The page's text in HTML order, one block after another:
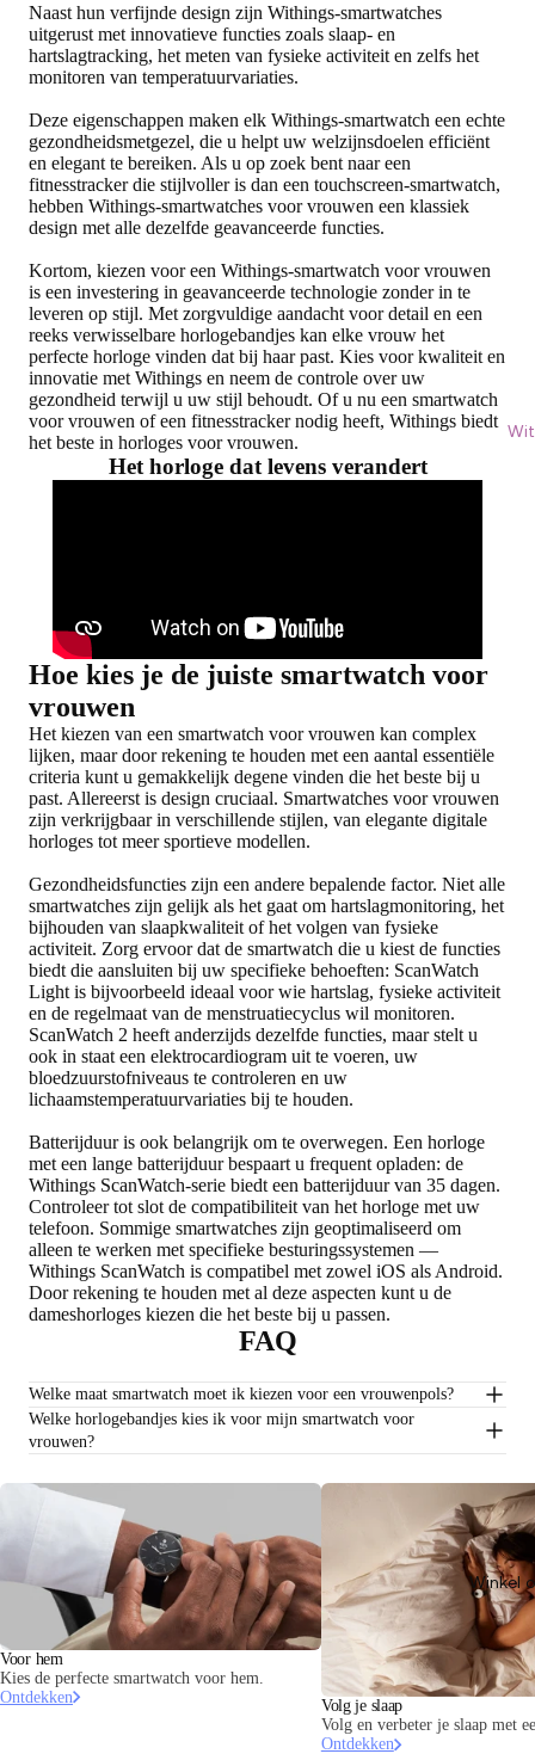
Winkel
Naast hun verfijnde design zijn Withings-smartwatches
uitgerust met innovatieve functies zoals slaap- en
hartslagtracking, het meten van fysieke activiteit en zelfs het
monitoren van temperatuurvariaties.
Deze eigenschappen maken elk Withings-smartwatch een echte
gezondheidsmetgezel, die u helpt uw welzijnsdoelen efficiënt
en elegant te bereiken. Als u op zoek bent naar een
fitnesstracker die stijlvoller is dan een touchscreen-smartwatch,
hebben Withings-smartwatches voor vrouwen een klassiek
design met alle dezelfde geavanceerde functies.
Kortom, kiezen voor een Withings-smartwatch voor vrouwen
is een investering in geavanceerde technologie zonder in te
leveren op stijl. Met zorgvuldige aandacht voor detail en een
reeks verwisselbare horlogebandjes kan elke vrouw het
perfecte horloge vinden dat bij haar past. Kies voor kwaliteit en
innovatie met Withings en neem de controle over uw
gezondheid terwijl u uw stijl behoudt. Of u nu een smartwatch
voor vrouwen of een fitnesstracker nodig heeft, Withings biedt
het beste in horloges voor vrouwen.
Het horloge dat levens verandert
Hoe kies je de juiste smartwatch voor
vrouwen
Het kiezen van een smartwatch voor vrouwen kan complex
lijken, maar door rekening te houden met een aantal essentiële
criteria kunt u gemakkelijk degene vinden die het beste bij u
past. Allereerst is design cruciaal. Smartwatches voor vrouwen
zijn verkrijgbaar in verschillende stijlen, van elegante digitale
horloges tot meer sportieve modellen.
Gezondheidsfuncties zijn een andere bepalende factor. Niet alle
smartwatches zijn gelijk als het gaat om hartslagmonitoring, het
bijhouden van slaapkwaliteit of het volgen van fysieke
activiteit. Zorg ervoor dat de smartwatch die u kiest de functies
biedt die aansluiten bij uw specifieke behoeften: ScanWatch
Light is bijvoorbeeld ideaal voor wie hartslag, fysieke activiteit
en de regelmaat van de menstruatiecyclus wil monitoren.
ScanWatch 2 heeft anderzijds dezelfde functies, maar stelt u
ook in staat een elektrocardiogram uit te voeren, uw
bloedzuurstofniveaus te controleren en uw
lichaamstemperatuurvariaties bij te houden.
Batterijduur is ook belangrijk om te overwegen. Een horloge
met een lange batterijduur bespaart u frequent opladen: de
Withings ScanWatch-serie biedt een batterijduur van 35 dagen.
Controleer tot slot de compatibiliteit van het horloge met uw
telefoon. Sommige smartwatches zijn geoptimaliseerd om
alleen te werken met specifieke besturingssystemen —
Withings ScanWatch is compatibel met zowel iOS als Android.
Door rekening te houden met al deze aspecten kunt u de
dameshorloges kiezen die het beste bij u passen.
FAQ
Welke maat smartwatch moet ik kiezen voor een vrouwenpols?
Welke horlogebandjes kies ik voor mijn smartwatch voor
vrouwen?
Voor hem
Kies de perfecte smartwatch voor hem.
Ontdekken
Volg je slaap
Volg en verbeter je slaap met
Ontdekken